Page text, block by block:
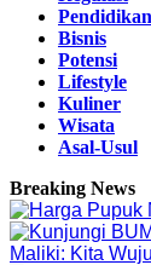
Pendidikan
Bisnis
Potensi
Lifestyle
Kuliner
Wisata
Asal-Usul
Breaking News
Maliki: Kita